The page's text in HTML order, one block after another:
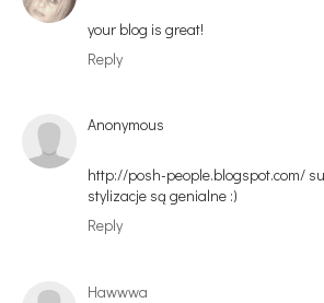
your blog is great!
Reply
Anonymous
http://posh-people.blogspot.com/
stylizacje są genialne :)
Reply
Hawwwa